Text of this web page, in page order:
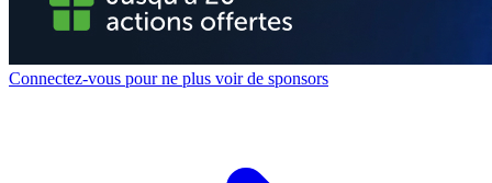
Connectez-vous pour ne plus voir de sponsors